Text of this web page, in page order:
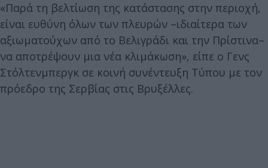
«Παρά τη βελτίωση της κατάστασης στην περιοχή,
είναι ευθύνη όλων των πλευρών –ιδιαίτερα των
αξιωματούχων από το Βελιγράδι και την Πρίστινα–
να αποτρέψουν μια νέα κλιμάκωση», είπε ο Γενς
Στόλτενμπεργκ σε κοινή συνέντευξη Τύπου με τον
πρόεδρο της Σερβίας στις Βρυξέλλες.